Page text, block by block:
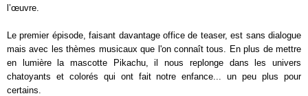
l’œuvre.
Le premier épisode, faisant davantage office de teaser, est sans dialogue
mais avec les thèmes musicaux que l'on connaît tous. En plus de mettre
en lumière la mascotte Pikachu, il nous replonge dans les univers
chatoyants et colorés qui ont fait notre enfance... un peu plus pour
certains.